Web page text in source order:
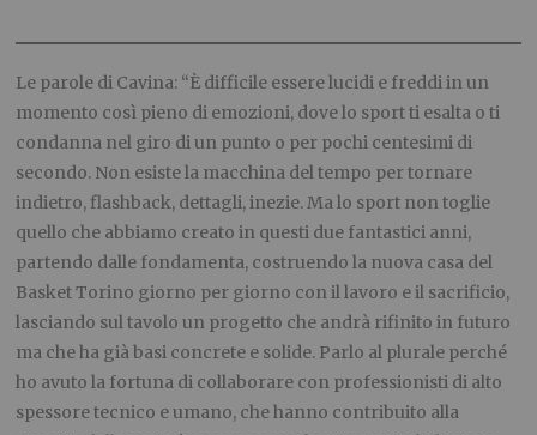
Le parole di Cavina: “È difficile essere lucidi e freddi in un
momento così pieno di emozioni, dove lo sport ti esalta o ti
condanna nel giro di un punto o per pochi centesimi di
secondo. Non esiste la macchina del tempo per tornare
indietro, flashback, dettagli, inezie. Ma lo sport non toglie
quello che abbiamo creato in questi due fantastici anni,
partendo dalle fondamenta, costruendo la nuova casa del
Basket Torino giorno per giorno con il lavoro e il sacrificio,
lasciando sul tavolo un progetto che andrà rifinito in futuro
ma che ha già basi concrete e solide. Parlo al plurale perché
ho avuto la fortuna di collaborare con professionisti di alto
spessore tecnico e umano, che hanno contribuito alla